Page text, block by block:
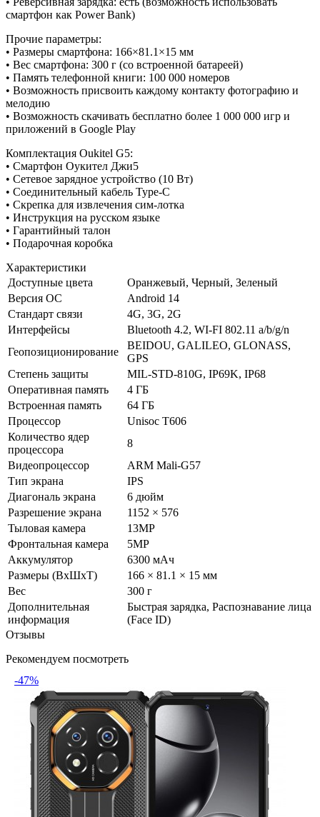
смартфон как Power Bank)
Прочие параметры:
• Размеры смартфона: 166×81.1×15 мм
• Вес смартфона: 300 г (со встроенной батареей)
• Память телефонной книги: 100 000 номеров
• Возможность присвоить каждому контакту фотографию и
мелодию
• Возможность скачивать бесплатно более 1 000 000 игр и
приложений в Google Play
Комплектация Oukitel G5:
• Смартфон Оукител Джи5
• Сетевое зарядное устройство (10 Вт)
• Соединительный кабель Type-C
• Скрепка для извлечения сим-лотка
• Инструкция на русском языке
• Гарантийный талон
• Подарочная коробка
Характеристики
Доступные цвета
Оранжевый, Черный, Зеленый
Версия ОС
Android 14
Стандарт связи
4G, 3G, 2G
Интерфейсы
Bluetooth 4.2, WI-FI 802.11 a/b/g/n
Геопозиционирование
BEIDOU, GALILEO, GLONASS,
GPS
Степень защиты
MIL-STD-810G, IP69K, IP68
Оперативная память
4 ГБ
Встроенная память
64 ГБ
Процессор
Unisoc T606
Количество ядер
процессора
8
Видеопроцессор
ARM Mali-G57
Тип экрана
IPS
Диагональ экрана
6 дюйм
Разрешение экрана
1152 × 576
Тыловая камера
13MP
Фронтальная камера
5MP
Аккумулятор
6300 мАч
Размеры (ВxШxТ)
166 × 81.1 × 15 мм
Вес
300 г
Дополнительная
информация
Быстрая зарядка, Распознавание лица
(Face ID)
Отзывы
Рекомендуем посмотреть
-47%